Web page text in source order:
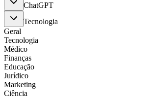
ChatGPT
Tecnologia
Geral
Tecnologia
Médico
Finanças
Educação
Jurídico
Marketing
Ciência